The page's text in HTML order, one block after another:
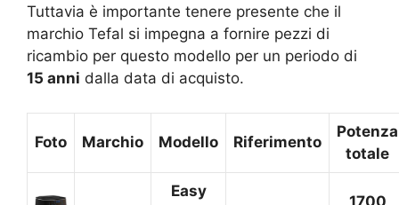
Tuttavia è importante tenere presente che il
marchio Tefal si impegna a fornire pezzi di
ricambio per questo modello per un periodo di
15 anni dalla data di acquisto.
Foto Marchio Modello Riferimento
Potenza
totale
Easy
1700